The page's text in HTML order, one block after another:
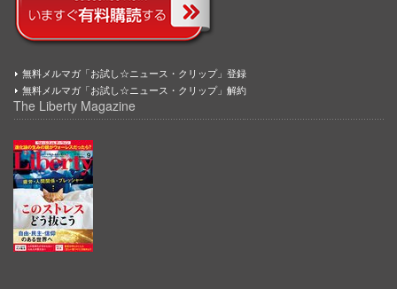
無料メルマガ「お試し☆ニュース・クリップ」登録
無料メルマガ「お試し☆ニュース・クリップ」解約
The Liberty Magazine